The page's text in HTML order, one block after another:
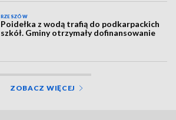
RZESZÓW
Poidełka z wodą trafią do podkarpackich
szkół. Gminy otrzymały dofinansowanie
ZOBACZ WIĘCEJ